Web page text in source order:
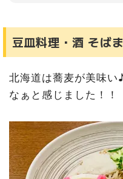
豆皿料理・酒 そば
北海道は蕎麦が美味
なぁと感じました！！